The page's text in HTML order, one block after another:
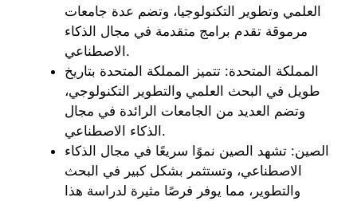
العلمي وتطوير التكنولوجيا، وتضم عدة جامعات
مرموقة تقدم برامج متقدمة في مجال الذكاء
الاصطناعي.
المملكة المتحدة: تتميز المملكة المتحدة بتاريخ
طويل في البحث العلمي والتطوير التكنولوجي،
وتضم العديد من الجامعات الرائدة في مجال
الذكاء الاصطناعي.
الصين: تشهد الصين نموًا سريعًا في مجال الذكاء
الاصطناعي، وتستثمر بشكل كبير في البحث
والتطوير، مما يوفر فرصًا مثيرة لدراسة هذا